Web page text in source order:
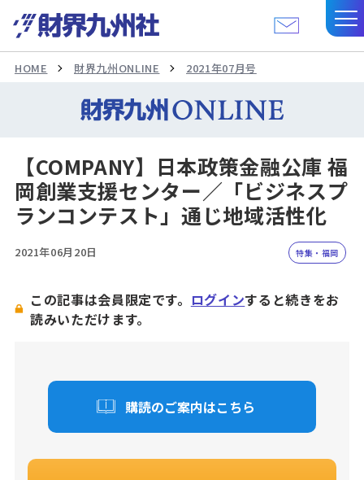
HOME 財界九州ONLINE 2021年07月号
【COMPANY】日本政策金融公庫 福
岡創業支援センター／「ビジネスプ
ランコンテスト」通じ地域活性化
2021年06月20日 特集・福岡
この記事は会員限定です。 ログインすると続きをお
読みいただけます。
購読のご案内はこちら